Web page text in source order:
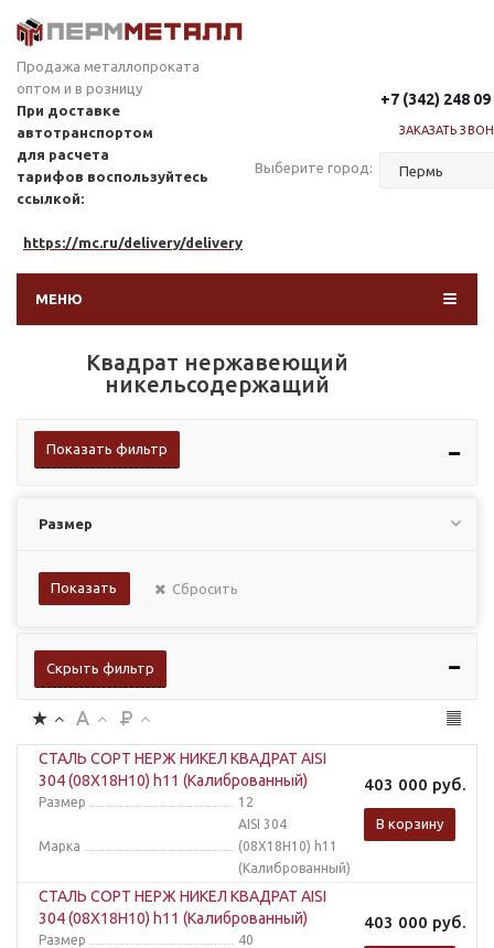
Продажа металлопроката
оптом и в розницу
При доставке
автотранспортом
для расчета
тарифов воспользуйтесь
ссылкой:
https://mc.ru/delivery/delivery
+7 (342) 248 09
ЗАКАЗАТЬ
Выберите город:
МЕНЮ
Квадрат нержавеющий
никельсодержащий
Показать фильтр
Размер
Сбросить
Скрыть фильтр
СТАЛЬ СОРТ НЕРЖ НИКЕЛ КВАДРАТ AISI
304 (08Х18Н10) h11 (Калиброванный)
Размер 12
Марка
AISI 304
(08Х18Н10) h11
(Калиброванный)
403 000 руб.
В корзину
СТАЛЬ СОРТ НЕРЖ НИКЕЛ КВАДРАТ AISI
304 (08Х18Н10) h11 (Калиброванный)
Размер 40
403 000 руб.